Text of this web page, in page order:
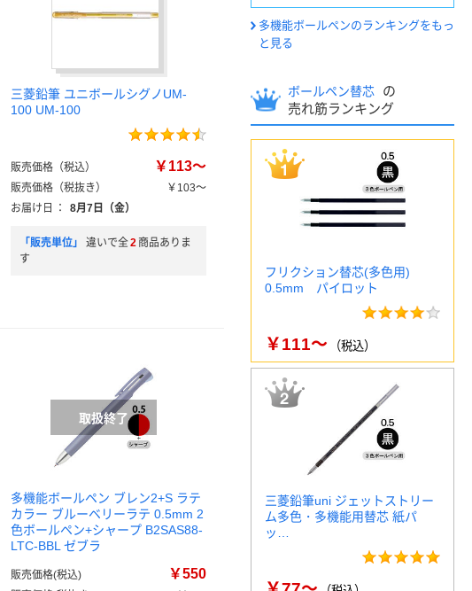
三菱鉛筆 ユニボールシグノUM-
100 UM-100
販売価格（税込） ￥113～
販売価格（税抜き）
￥103～
お届け日
： 8月7日（金）
「販売単位」 違いで全2 商品ありま
す
多機能ボールペン ブレン2+S ラテ
カラー ブルーベリーラテ 0.5mm 2
色ボールペン+シャープ B2SAS88-
LTC-BBL ゼブラ
販売価格(税込) ￥550
多機能ボールペンのランキングをもっ
と見る
ボールペン替芯
の
売れ筋ランキング
フリクション替芯(多色用)
0.5mm パイロット
￥111～ （税込）
三菱鉛筆uni ジェットストリー
ム多色・多機能用替芯 紙パ
ッ…